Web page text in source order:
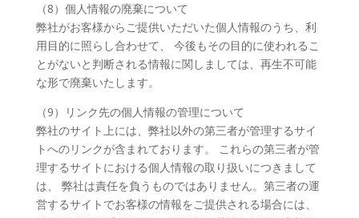
（8）個人情報の廃棄について
弊社がお客様からご提供いただいた個人情報のうち、利
用目的に照らし合わせて、 今後もその目的に使われるこ
とがないと判断される情報に関しましては、再生不可能
な形で廃棄いたします。
（9）リンク先の個人情報の管理について
弊社のサイト上には、弊社以外の第三者が管理するサイ
トへのリンクが含まれております。 これらの第三者が管
理するサイトにおける個人情報の取り扱いにつきまして
は、 弊社は責任を負うものではありません。第三者の運
営するサイトでお客様の情報をご提供される場合には、